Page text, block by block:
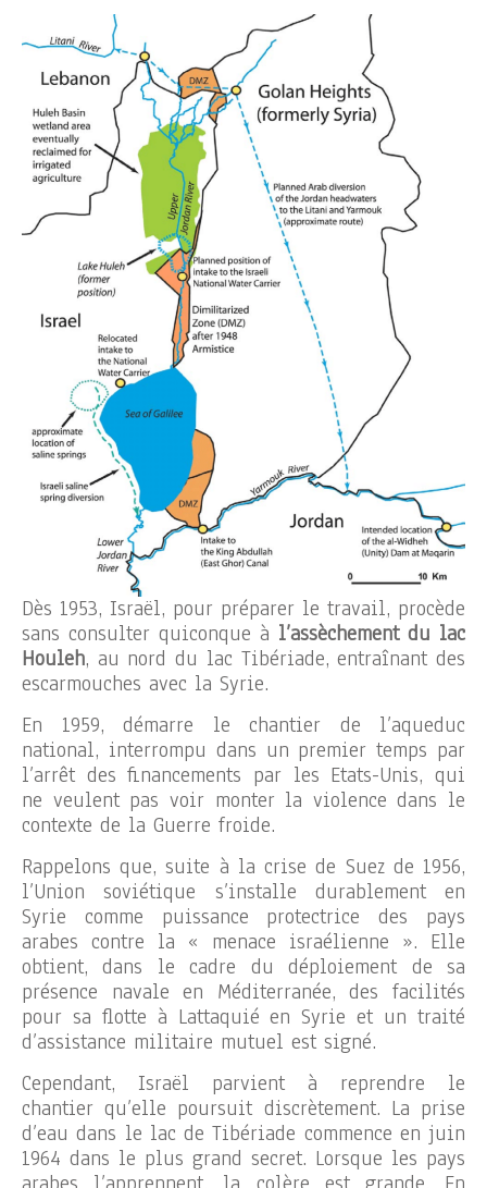
Dès 1953, Israël, pour préparer le travail, procède
sans consulter quiconque à l’assèchement du lac
Houleh, au nord du lac Tibériade, entraînant des
escarmouches avec la Syrie.
En 1959, démarre le chantier de l’aqueduc
national, interrompu dans un premier temps par
l’arrêt des financements par les Etats-Unis, qui
ne veulent pas voir monter la violence dans le
contexte de la Guerre froide.
Rappelons que, suite à la crise de Suez de 1956,
l’Union soviétique s’installe durablement en
Syrie comme puissance protectrice des pays
arabes contre la « menace israélienne ». Elle
obtient, dans le cadre du déploiement de sa
présence navale en Méditerranée, des facilités
pour sa flotte à Lattaquié en Syrie et un traité
d’assistance militaire mutuel est signé.
Cependant, Israël parvient à reprendre le
chantier qu’elle poursuit discrètement. La prise
d’eau dans le lac de Tibériade commence en juin
1964 dans le plus grand secret. Lorsque les pays